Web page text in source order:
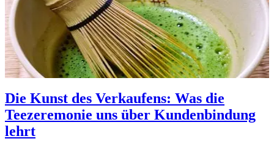
Die Kunst des Verkaufens: Was die
Teezeremonie uns über Kundenbindung
lehrt